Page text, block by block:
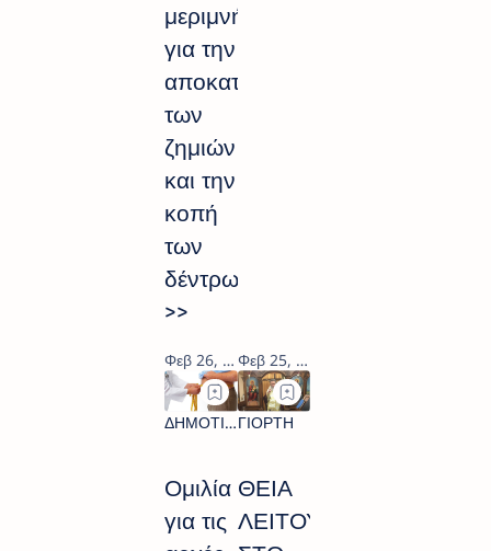
μεριμνήσουν
για την
αποκατάσταση
των
ζημιών
και την
κοπή
των
δέντρων
>>
Ομιλία
για τις
ΘΕΙΑ
ΛΕΙΤΟΥΡΓΙΑ